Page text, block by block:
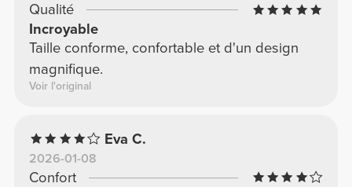
Qualité
Incroyable
Taille conforme, confortable et d'un design
magnifique.
Voir l'original
Eva C.
2026-01-08
Confort